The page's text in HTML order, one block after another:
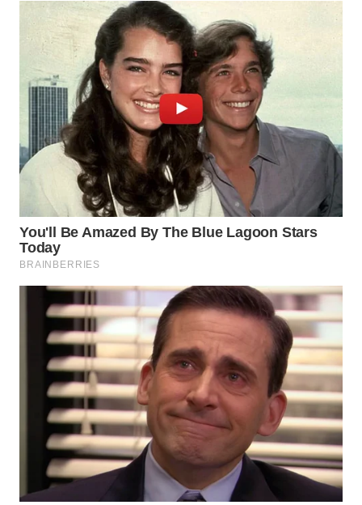
MADURA
SURABAYA
WN
NATUNA
WN
MANDALIKA
WN
LIKUPANG
WN
LABUANBAJO
WN
BORNEO